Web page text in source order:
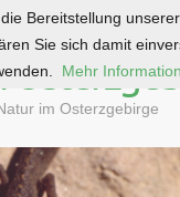
im Osterzgebirge
Bereitstellung
Sie sich damit
Mehr